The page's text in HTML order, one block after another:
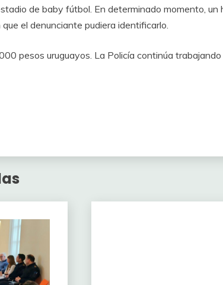
de baby fútbol. En determinado momento, un
el denunciante pudiera identificarlo.
pesos uruguayos. La Policía continúa